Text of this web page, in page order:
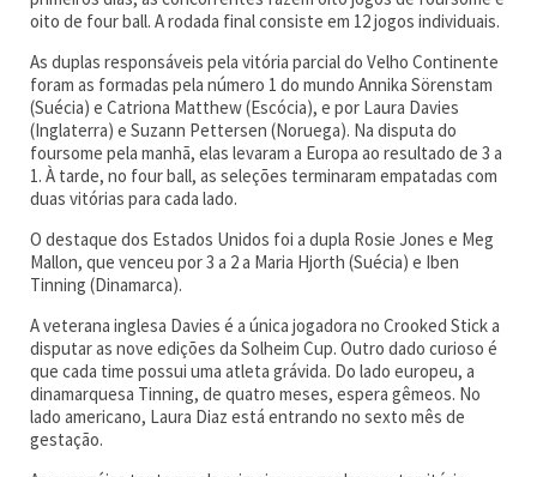
oito de four ball. A rodada final consiste em 12 jogos individuais.
As duplas responsáveis pela vitória parcial do Velho Continente
foram as formadas pela número 1 do mundo Annika Sörenstam
(Suécia) e Catriona Matthew (Escócia), e por Laura Davies
(Inglaterra) e Suzann Pettersen (Noruega). Na disputa do
foursome pela manhã, elas levaram a Europa ao resultado de 3 a
1. À tarde, no four ball, as seleções terminaram empatadas com
duas vitórias para cada lado.
O destaque dos Estados Unidos foi a dupla Rosie Jones e Meg
Mallon, que venceu por 3 a 2 a Maria Hjorth (Suécia) e Iben
Tinning (Dinamarca).
A veterana inglesa Davies é a única jogadora no Crooked Stick a
disputar as nove edições da Solheim Cup. Outro dado curioso é
que cada time possui uma atleta grávida. Do lado europeu, a
dinamarquesa Tinning, de quatro meses, espera gêmeos. No
lado americano, Laura Diaz está entrando no sexto mês de
gestação.